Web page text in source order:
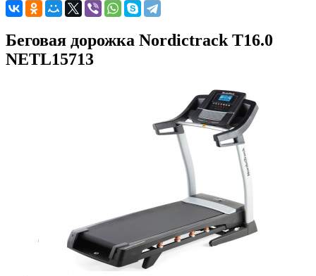
Беговая дорожка Nordictrack T16.0
NETL15713